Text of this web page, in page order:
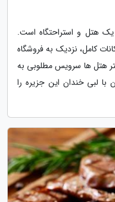
هتل و استراحتگاه است.
کامل، نزدیک به فروشگاه
هتل ها سرویس مطلوبی به
لبی خندان این جزیره را